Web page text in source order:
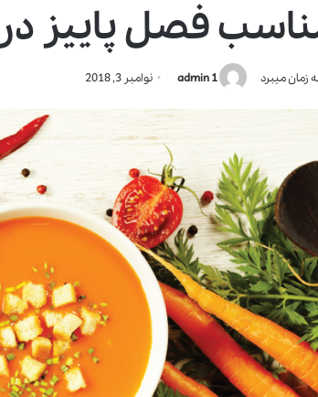
فصل پاییز
admin 1 نوامبر 3, 2018